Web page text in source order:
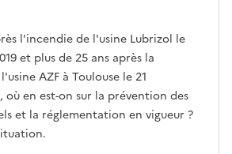
l'incendie de l'usine Lubrizol le
et plus de 25 ans après la
AZF à Toulouse le 21
où en est-on sur la prévention des
et la réglementation en vigueur ?